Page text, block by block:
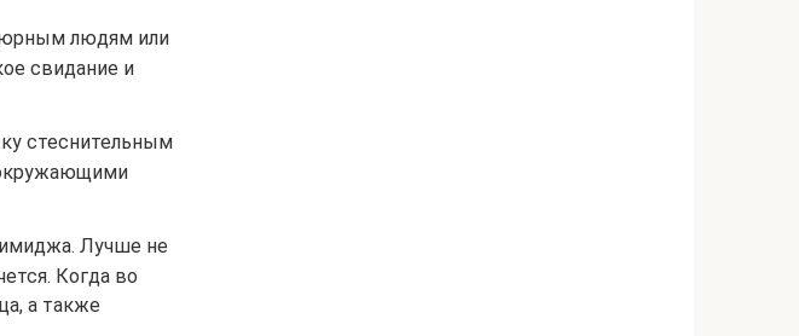
людям или
свидание и
стеснительным
Лучше не
Когда во
а также